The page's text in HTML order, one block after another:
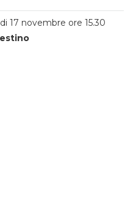
17 novembre ore 15.30